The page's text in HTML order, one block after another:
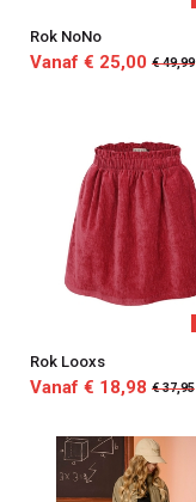
Rok NoNo
Vanaf € 25,00 € 49,99
Rok Looxs
Vanaf € 18,98 € 37,95